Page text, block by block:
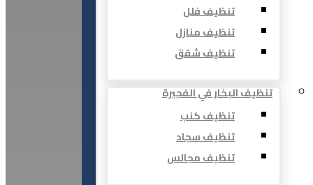
تنظيف فلل
تنظيف منازل
تنظيف شقق
تنظيف البخار في الفجيرة
تنظيف كنب
تنظيف سجاد
تنظيف مجالس